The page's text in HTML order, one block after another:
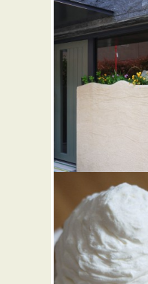
JOEGE’S
KITCHEN
★☆☆
シャント
レル
★★★
フレンチ